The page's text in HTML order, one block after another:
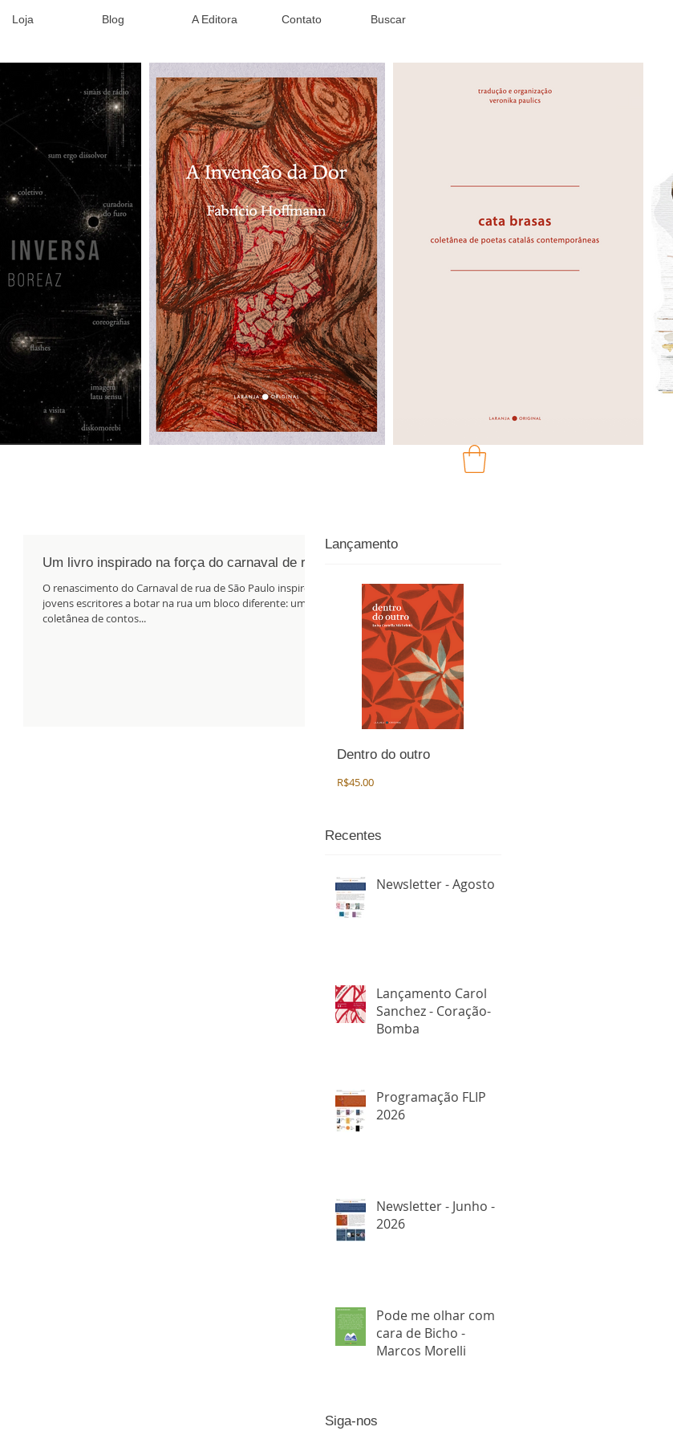
Loja Blog A Editora Contato Buscar
Um livro inspirado na força do carnaval de rua
O renascimento do Carnaval de rua de São Paulo inspirou
jovens escritores a botar na rua um bloco diferente: uma
coletânea de contos...
Lançamento
Dentro do outro
R$45.00Preço
Recentes
Newsletter - Agosto
Lançamento Carol
Sanchez - Coração-
Bomba
Programação FLIP
2026
Newsletter - Junho -
2026
Pode me olhar com
cara de Bicho -
Marcos Morelli
Siga-nos